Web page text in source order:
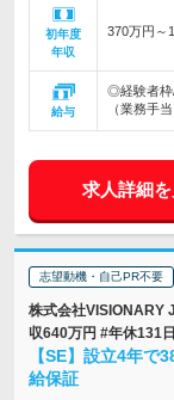
初年度
年収
370万円～
給与
◎経験者枠
（業務手
求人詳細
志望動機・自己PR不要
株式会社VISIONARY
収640万円 #年休131日
【SE】設立4年で
給保証